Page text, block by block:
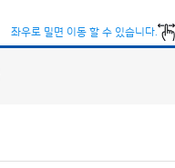
좌우로 밀면 이동 할 수 있습니다.